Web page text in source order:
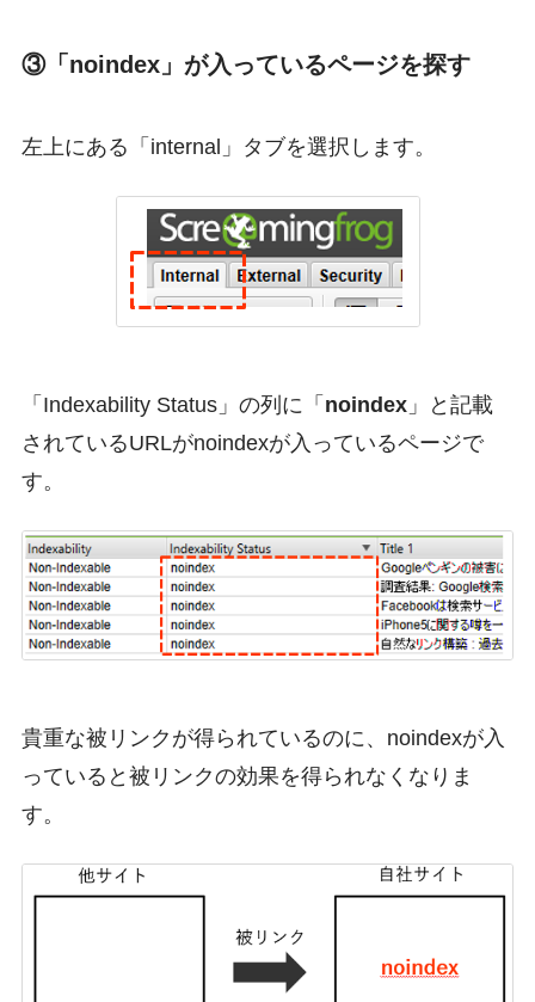
③「noindex」が入っているページを探す
左上にある「internal」タブを選択します。
「Indexability Status」の列に「 noindex」と記載
されているURLがnoindexが入っているページで
す。
貴重な被リンクが得られているのに、noindexが入
っていると被リンクの効果を得られなくなりま
す。